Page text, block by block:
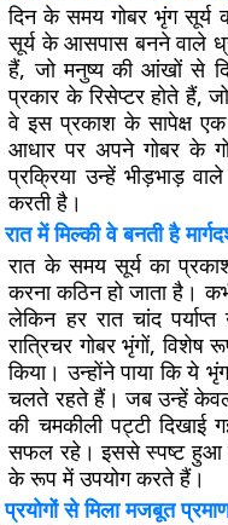
दिन के समय गोबर भृंग
सूर्य के आसपास बनने वाले
हैं, जो मनुष्य की आंखों से
प्रकार के रिसेप्टर होते
वे इस प्रकाश के सापेक्ष
आधार पर अपने गोबर के
प्रक्रिया उन्हें भीड़भाड़
करती है।
रात में मिल्की वे बनती है
रात के समय सूर्य का
करना कठिन हो जाता है।
लेकिन हर रात चांद
रात्रिचर गोबर भृंगों,
किया। उन्होंने पाया कि ये
चलते रहते हैं। जब उन्हें केवल
की चमकीली पट्टी दिखाई
सफल रहे। इससे स्पष्ट हुआ
के रूप में उपयोग करते हैं।
प्रयोगों से मिला मजबूत